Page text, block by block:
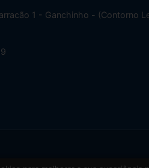
1 - Ganchinho - (Contorno